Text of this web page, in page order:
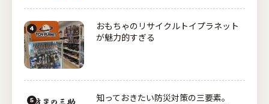
おもちゃのリサイクルトイプラネット
が魅力的すぎる
知っておきたい防災対策の三要素。